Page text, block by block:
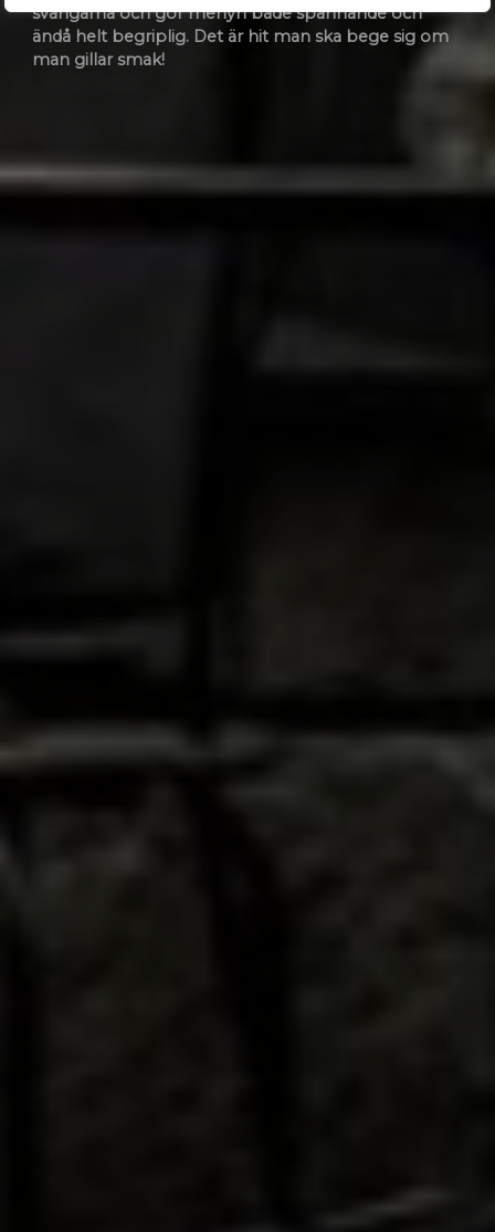
svängarna och gör menyn både spännande och
ändå helt begriplig. Det är hit man ska bege sig om
man gillar smak!